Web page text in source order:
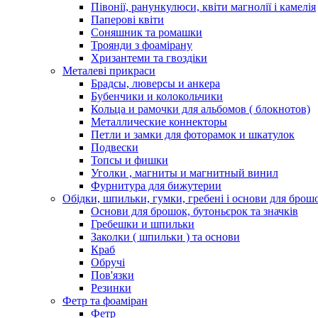
Півонії, ранункулюси, квіти магнолії і камелія
Паперові квіти
Соняшник та ромашки
Троянди з фоамірану
Хризантеми та гвоздіки
Металеві прикраси
Брадсы, люверсы и анкера
Бубенчики и колокольчики
Кольца и рамочки для альбомов ( блокнотов)
Металлические коннекторы
Петли и замки для фоторамок и шкатулок
Подвески
Топсы и фишки
Уголки , магниты и магнитный винил
Фурнитура для бижутерии
Обідки, шпильки, гумки, гребені і основи для
Основи для брошок, бутоньєрок та значків
Гребешки и шпильки
Заколки ( шпильки ) та основи
Краб
Обручі
Пов'язки
Резинки
Фетр та фоаміран
Фетр